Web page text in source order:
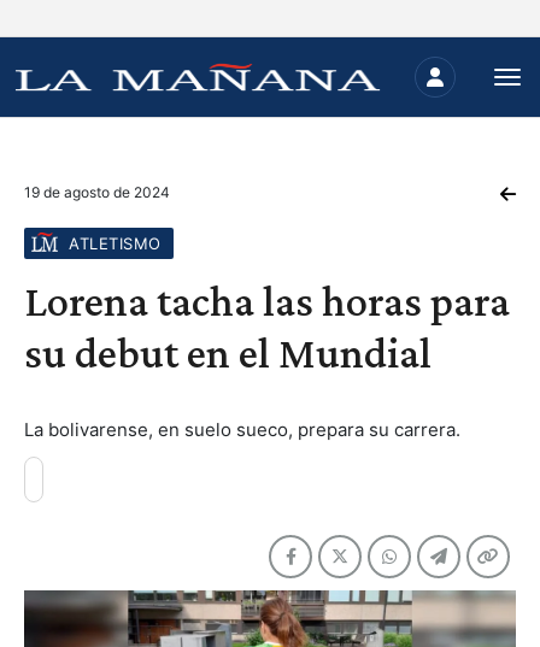
19 de agosto de 2024
ATLETISMO
Lorena tacha las horas para
su debut en el Mundial
La bolivarense, en suelo sueco, prepara su carrera.